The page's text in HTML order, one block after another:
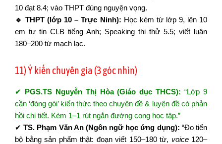
10 đạt 8.4; vào THPT đúng nguyện vọng.
🔹 THPT (lớp 10 – Trực Ninh): Học kèm từ lớp 9, lên 10
em tự tin CLB tiếng Anh; Speaking thi thử 5.5; viết luận
180–200 từ mạch lạc.
11) Ý kiến chuyên gia (3 góc nhìn)
✔ PGS.TS Nguyễn Thị Hòa (Giáo dục THCS): “Lớp 9
cần ‘đóng gói’ kiến thức theo chuyên đề & luyện đề có phản
hồi chi tiết. Kèm 1–1 rút ngắn đường cong học tập.”
✔TS. Phạm Văn An (Ngôn ngữ học ứng dụng): “Đo tiến
bộ bằng sản phẩm thật: đoạn viết 150–180 từ, voice120–